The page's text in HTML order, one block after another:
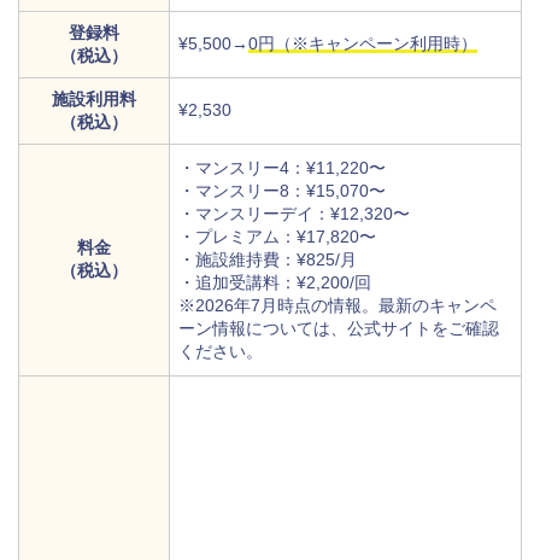
登録料
（税込）
¥5,500→0円（※キャンペーン利用時）
施設利用料
（税込）
¥2,530
料金
（税込）
・マンスリー4：¥11,220〜
・マンスリー8：¥15,070〜
・マンスリーデイ：¥12,320〜
・プレミアム：¥17,820〜
・施設維持費：¥825/月
・追加受講料：¥2,200/回
※2026年7月時点の情報。最新のキャンペ
ーン情報については、 公式サイトをご確認
ください。